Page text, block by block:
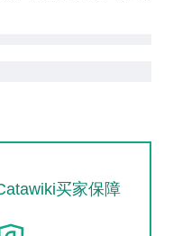
买家保障